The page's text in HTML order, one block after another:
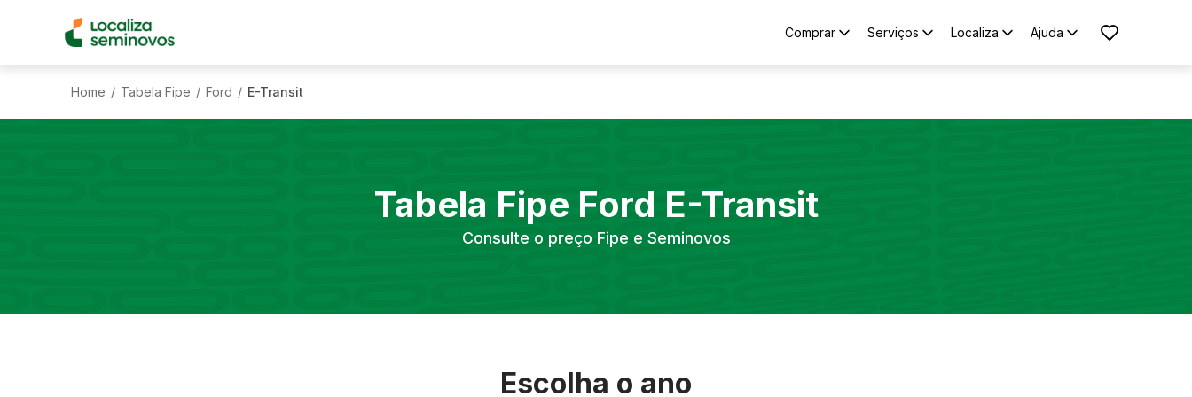
Comprar Serviços Localiza Ajuda
Home / Tabela Fipe / Ford / E-Transit
Tabela Fipe Ford E-Transit
Consulte o preço Fipe e Seminovos
Escolha o ano